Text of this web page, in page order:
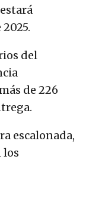
del
de 226
escalonada,
los